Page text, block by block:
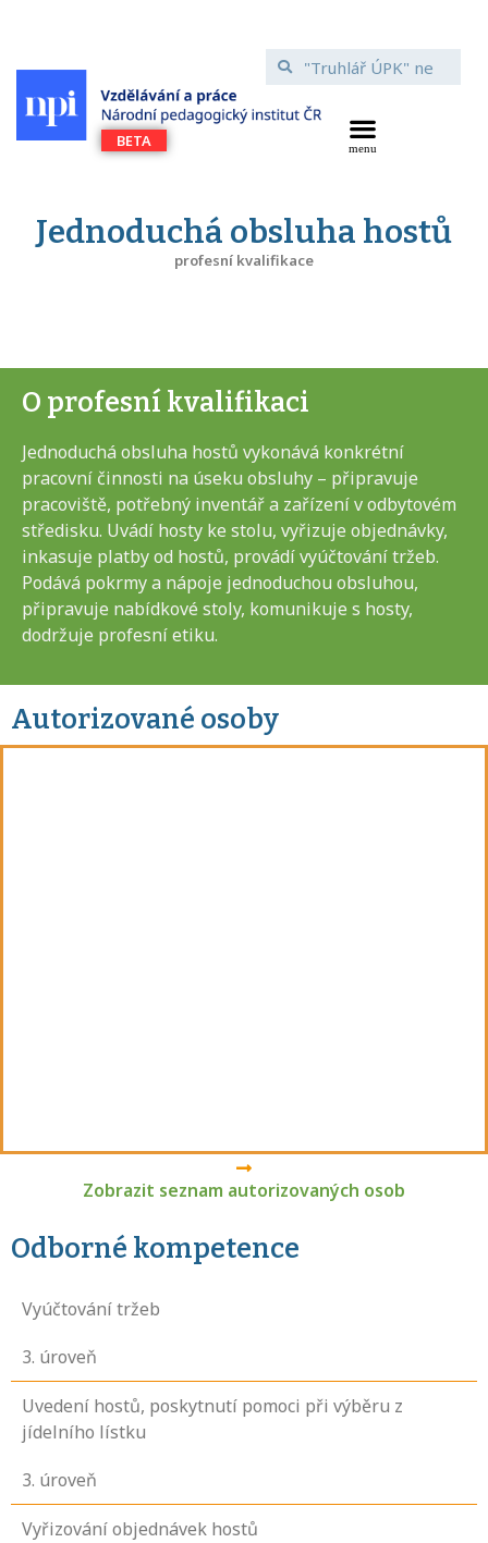
Jednoduchá obsluha hostů
profesní kvalifikace
O profesní kvalifikaci
Jednoduchá obsluha hostů vykonává konkrétní
pracovní činnosti na úseku obsluhy – připravuje
pracoviště, potřebný inventář a zařízení v odbytovém
středisku. Uvádí hosty ke stolu, vyřizuje objednávky,
inkasuje platby od hostů, provádí vyúčtování tržeb.
Podává pokrmy a nápoje jednoduchou obsluhou,
připravuje nabídkové stoly, komunikuje s hosty,
dodržuje profesní etiku.
Autorizované osoby
Zobrazit seznam autorizovaných osob
Odborné kompetence
Vyúčtování tržeb
3. úroveň
Uvedení hostů, poskytnutí pomoci při výběru z
jídelního lístku
3. úroveň
Vyřizování objednávek hostů